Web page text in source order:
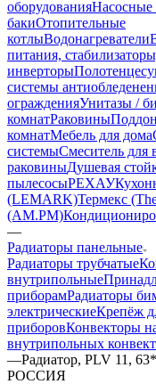
оборудования
бакиОтопительные
котлыВодонагреватели
питания,
инверторы
системы
огражденияУнитазы /
комнатРаковины
комнатМебель для дома
системыСмеситель для
раковиныДушевая
пылесосыРЕХАУ
(LEMARK)Термекс
(AM.PM)
—
Радиаторы панельные
Радиаторы трубчатые
внутрипольные
приборамРадиаторы
электрическиеКрепёж
приборовКонвекторы
внутрипольных
—Радиатор, PLV 11,
РОССИЯ